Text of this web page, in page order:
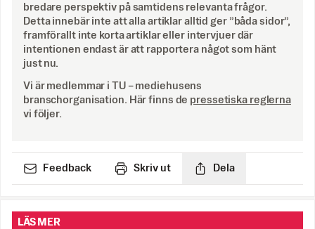
bredare perspektiv på samtidens relevanta frågor.
Detta innebär inte att alla artiklar alltid ger ”båda sidor”,
framförallt inte korta artiklar eller intervjuer där
intentionen endast är att rapportera något som hänt
just nu.
Vi är medlemmar i TU – mediehusens
branschorganisation. Här finns de pressetiska reglerna
vi följer.
Feedback Skriv ut Dela
LÄS MER